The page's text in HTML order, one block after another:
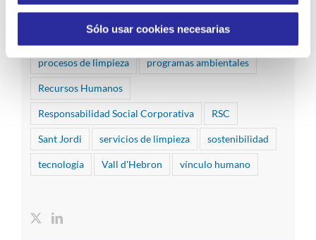
Sólo usar cookies necesarias
juegos limpieza hospitalaria medidas
medio ambiente Mossos d'Esquadra
procesos de limpieza programas ambientales
Recursos Humanos
Responsabilidad Social Corporativa RSC
Sant Jordi servicios de limpieza sostenibilidad
tecnología Vall d'Hebron vínculo humano